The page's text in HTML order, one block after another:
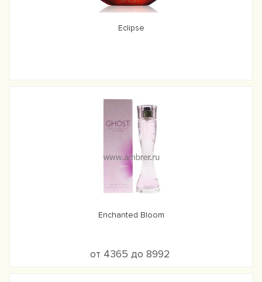
Eclipse
Enchanted Bloom
от 4365 до 8992